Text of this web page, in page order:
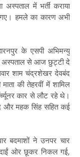
में भर्ती कराया
हमले का कारण अभी
के एसपी अभिमन्यु
अस्पताल से आज छुट्टी दे
शाम चंद्रशेखर देवबंद
की तेहरवीं में शामिल
कार से लौट रहे थे।
और महक सिंह सहित कई
बदमाशों ने उनपर चार
ओर छूकर निकल गई,